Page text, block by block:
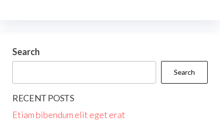
Search
Search
RECENT POSTS
Etiam bibendum elit eget erat